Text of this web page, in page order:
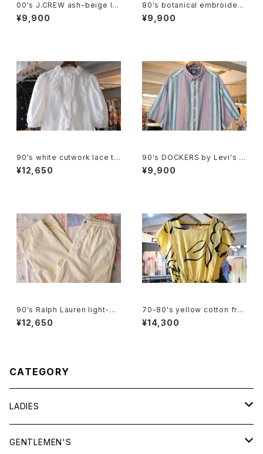
00's J.CREW ash-beige lin
en Shirt
¥9,900
80's botanical embroidere
d Indian cotton pullover Bl
ouse
¥9,900
90's white cutwork lace tri
mmed cotton Blouse
¥12,650
90's DOCKERS by Levi's m
ulti-stripe and botanical S
hirt
¥9,900
90's Ralph Lauren light-be
ige cotton easy Pants
¥12,650
70-80's yellow cotton fre
nch sleeve blouse Dress
¥14,300
CATEGORY
LADIES
TOPS
GENTLEMEN'S